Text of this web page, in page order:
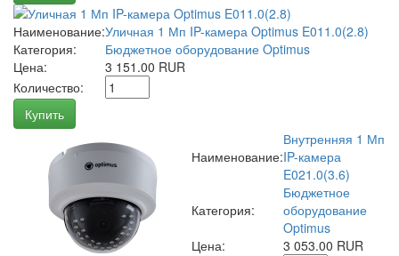
Наименование:Уличная 1 Мп IP-камера Optimus E011.0(2.8)
Категория:
Бюджетное оборудование Optimus
Цена:
3 151.00 RUR
Количество:
Купить
Наименование:
Внутренняя 1 Мп
IP-камера
E021.0(3.6)
Категория:
Бюджетное
оборудование
Optimus
Цена:
3 053.00 RUR